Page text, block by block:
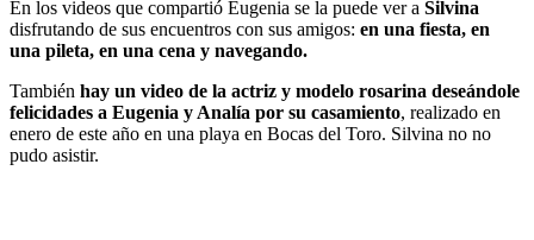
En los videos que compartió Eugenia se la puede ver a Silvina
disfrutando de sus encuentros con sus amigos: en una fiesta, en
una pileta, en una cena y navegando.
También hay un video de la actriz y modelo rosarina deseándole
felicidades a Eugenia y Analía por su casamiento, realizado en
enero de este año en una playa en Bocas del Toro. Silvina no no
pudo asistir.